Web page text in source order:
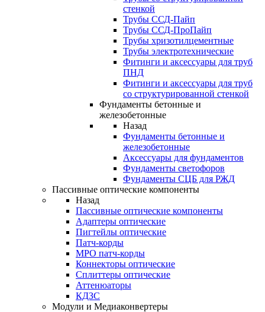
стенкой
Трубы ССД-Пайп
Трубы ССД-ПроПайп
Трубы хризотилцементные
Трубы электротехнические
Фитинги и аксессуары для труб
ПНД
Фитинги и аксессуары для труб
со структурированной стенкой
Фундаменты бетонные и
железобетонные
Назад
Фундаменты бетонные и
железобетонные
Аксессуары для фундаментов
Фундаменты светофоров
Фундаменты СЦБ для РЖД
Пассивные оптические компоненты
Назад
Пассивные оптические компоненты
Адаптеры оптические
Пигтейлы оптические
Патч-корды
MPO патч-корды
Коннекторы оптические
Сплиттеры оптические
Аттенюаторы
КДЗС
Модули и Медиаконвертеры